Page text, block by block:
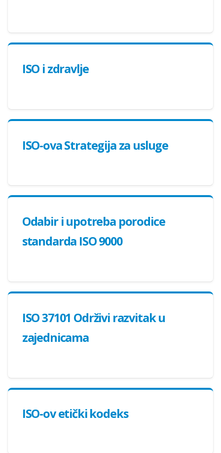
ISO i zdravlje
ISO-ova Strategija za usluge
Odabir i upotreba porodice
standarda ISO 9000
ISO 37101 Održivi razvitak u
zajednicama
ISO-ov etički kodeks